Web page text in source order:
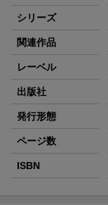
シリーズ
関連作品
レーベル
出版社
発行形態
ページ数
ISBN